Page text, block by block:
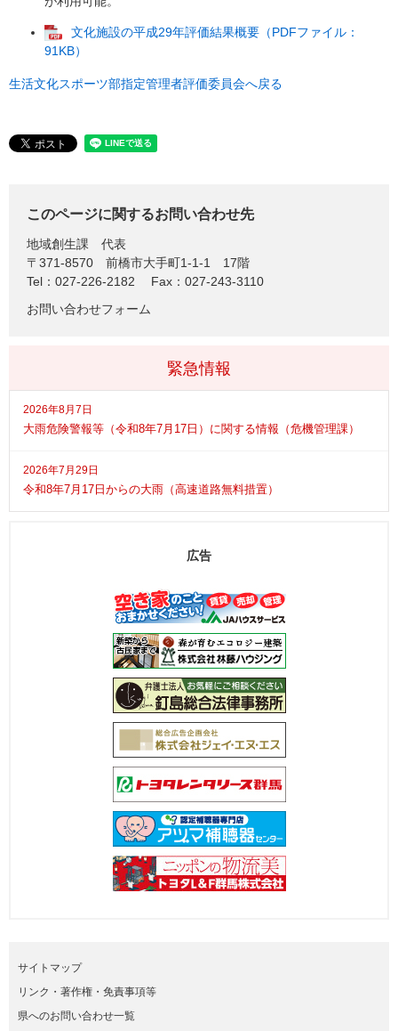
文化施設の平成29年評価結果概要（PDFファイル：
91KB）
生活文化スポーツ部指定管理者評価委員会へ戻る
このページに関するお問い合わせ先
地域創生課
代表
〒371-8570
前橋市大手町1-1-1 17階
Tel：027-226-2182
Fax：027-243-3110
お問い合わせフォーム
緊急情報
2026年8月7日
大雨危険警報等（令和8年7月17日）に関する情報（危機管理課）
2026年7月29日
令和8年7月17日からの大雨（高速道路無料措置）
広告
サイトマップ
リンク・著作権・免責事項等
県へのお問い合わせ一覧